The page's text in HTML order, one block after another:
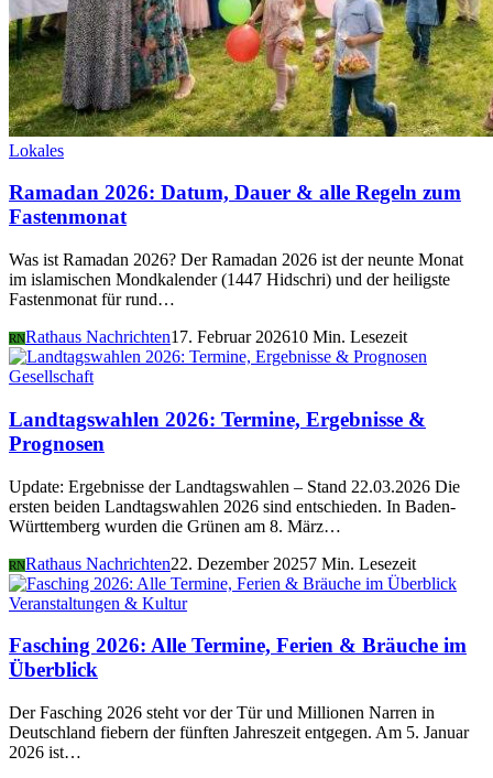
Lokales
Ramadan 2026: Datum, Dauer & alle Regeln zum
Fastenmonat
Was ist Ramadan 2026? Der Ramadan 2026 ist der neunte Monat
im islamischen Mondkalender (1447 Hidschri) und der heiligste
Fastenmonat für rund…
RNRathaus Nachrichten17. Februar 202610 Min. Lesezeit
Gesellschaft
Landtagswahlen 2026: Termine, Ergebnisse &
Prognosen
Update: Ergebnisse der Landtagswahlen – Stand 22.03.2026 Die
ersten beiden Landtagswahlen 2026 sind entschieden. In Baden-
Württemberg wurden die Grünen am 8. März…
RNRathaus Nachrichten22. Dezember 20257 Min. Lesezeit
Veranstaltungen & Kultur
Fasching 2026: Alle Termine, Ferien & Bräuche im
Überblick
Der Fasching 2026 steht vor der Tür und Millionen Narren in
Deutschland fiebern der fünften Jahreszeit entgegen. Am 5. Januar
2026 ist…